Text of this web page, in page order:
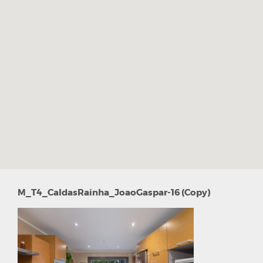
M_T4_CaldasRainha_JoaoGaspar-16 (Copy)